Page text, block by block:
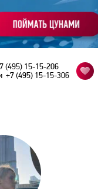
(495) 15-15-206
+7 (495) 15-15-306